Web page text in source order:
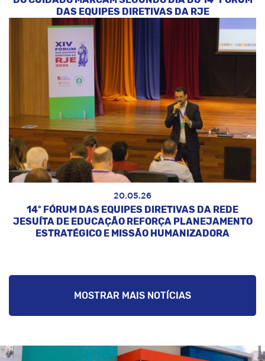
DAS EQUIPES DIRETIVAS DA RJE
20.05.26
14º FÓRUM DAS EQUIPES DIRETIVAS DA REDE
JESUÍTA DE EDUCAÇÃO REFORÇA PLANEJAMENTO
ESTRATÉGICO E MISSÃO HUMANIZADORA
MOSTRAR MAIS NOTÍCIAS